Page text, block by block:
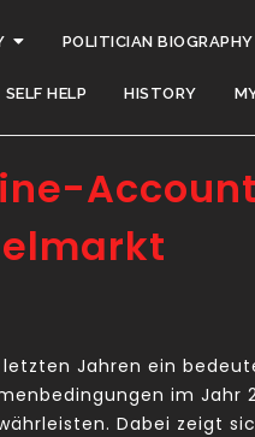
POLITICIAN BIOGRAPHY
SELF HELP HISTORY
Jahren ein
im Jahr
Dabei zeigt